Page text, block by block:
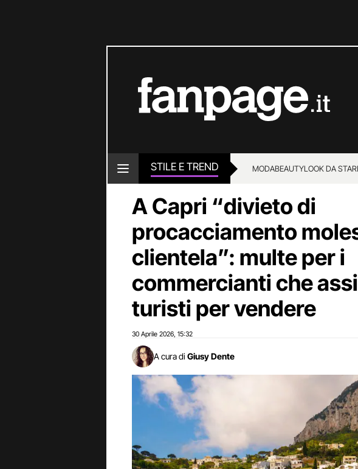
STILE E TREND MODABEAUTYLOOK DA STAR
A Capri “divieto di
procacciamento
clientela”: multe per i
commercianti che
turisti per vendere
30 Aprile 2026 15:32
A cura di Giusy Dente